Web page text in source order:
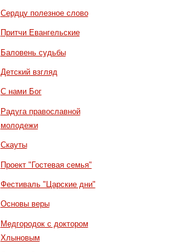
Сердцу полезное слово
Притчи Евангельские
Баловень судьбы
Детский взгляд
С нами Бог
Радуга православной
молодежи
Скауты
Проект "Гостевая семья"
Фестиваль "Царские дни"
Основы веры
Медгородок с доктором
Хлыновым